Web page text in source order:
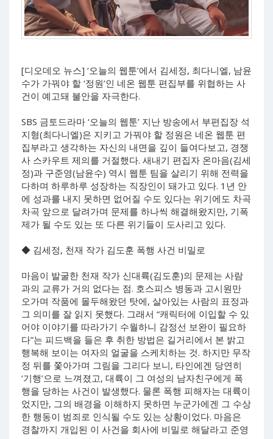
[디오데오 뉴스] ‘오늘의 웹툰’에서 김세정, 최다니엘, 남윤
수가 가꿔야 할 ‘정원’인 네온 웹툰 편집부를 위협하는 사
건이 예고돼 불안을 자극한다.
SBS 금토드라마 ‘오늘의 웹툰’ 지난 방송에서 부편집장 석
지형(최다니엘)은 지키고 가꿔야 할 정원은 네온 웹툰 편
집부라고 생각하는 자신의 내면을 깊이 들여다보고, 경쟁
사 스카우트 제의를 거절했다. 새내기 편집자 온마음(김세
정)과 구준영(남윤수) 역시 웹툰 팀을 살리기 위해 전력을
다하며 하루하루 성장하는 직장인이 돼가고 있다. 1년 안
에 성과를 내지 못하면 없어질 수도 있다는 위기에도 차곡
차곡 앞으로 달려가며 문제를 하나씩 해결해왔지만, 기폭
제가 될 수도 있는 또 다른 위기들이 도사리고 있다.
◆ 김세정, 천재 작가 김도훈 폭행 사건 비밀로
마음이 발굴한 천재 작가 신대륙(김도훈)의 문제는 사람
과의 교류가 거의 없다는 점. 호스피스 병동과 고시원만
오가며 작품에 몰두해왔던 탓에, 살아있는 사람의 표정과
그 의미를 잘 읽지 못했다. 그래서 “캐릭터에 이입할 수 있
어야 이야기를 따라가기 수월하니 감정선 보완이 필요하
다”는 피드백을 들은 후 취한 방법은 길거리에서 본 밝고
행복해 보이는 여자의 얼굴을 스케치하는 것. 하지만 무작
정 뒤를 쫓아가며 그림을 그리다 보니, 타인에겐 당연히
‘기행’으로 느껴졌고, 대륙이 그 여성의 남자친구에게 폭
행을 당하는 사건이 발생했다. 물론 폭행 피해자는 대륙이
었지만, 그의 배경을 이해하지 못하면 누군가에겐 그 수상
한 행동이 범죄로 인식될 수도 있는 상황이었다. 마음은
경찰까지 개입된 이 사건을 회사에 비밀로 해달라고 준영